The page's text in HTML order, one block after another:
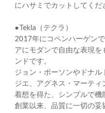
にハサミでカットしてくだ
●Tekla（テクラ）
2017年にコペンハーゲン
アにモダンで自由な表現
ンドです。
ジョン・ポーソンやドナ
ジエ、アグネス・マーテ
着想を得た、シンプルで機
創業以来、品質に一切の